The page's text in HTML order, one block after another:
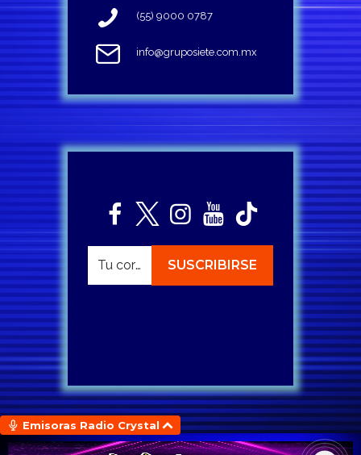
(55) 9000 0787
info@gruposiete.com.mx
Emisoras Radio Crystal